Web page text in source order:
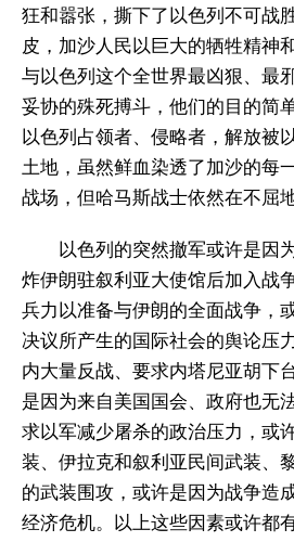
狂和嚣张，撕下了以色列不可战
皮，加沙人民以巨大的牺牲精神
与以色列这个全世界最凶狠、最
妥协的殊死搏斗，他们的目的简
以色列占领者、侵略者，解放被
土地，虽然鲜血染透了加沙的每
战场，但哈马斯战士依然在不屈
以色列的突然撤军或许是因
炸伊朗驻叙利亚大使馆后加入战
兵力以准备与伊朗的全面战争，
决议所产生的国际社会的舆论压
内大量反战、要求内塔尼亚胡下
是因为来自美国国会、政府也无
求以军减少屠杀的政治压力，或
装、伊拉克和叙利亚民间武装、
的武装围攻，或许是因为战争造
经济危机。以上这些因素或许都